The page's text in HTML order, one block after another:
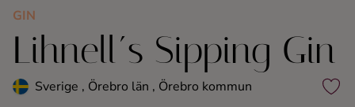
Likör
Rom
GIN
Lihnell´s Sipping Gin
Sverige , Örebro län , Örebro kommun